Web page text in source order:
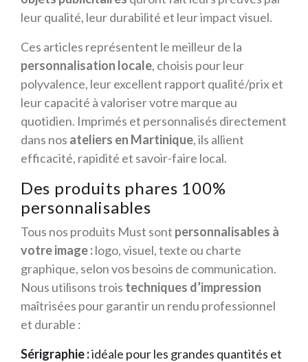
leur qualité, leur durabilité et leur impact visuel.
Ces articles représentent le meilleur de la
personnalisation locale, choisis pour leur
polyvalence, leur excellent rapport qualité/prix et
leur capacité à valoriser votre marque au
quotidien. Imprimés et personnalisés directement
dans nos ateliers en Martinique, ils allient
efficacité, rapidité et savoir-faire local.
Des produits phares 100%
personnalisables
Tous nos produits Must sont personnalisables à
votre image :logo, visuel, texte ou charte
graphique, selon vos besoins de communication.
Nous utilisons trois techniques d’impression
maîtrisées pour garantir un rendu professionnel
et durable :
Sérigraphie :idéale pour les grandes quantités et